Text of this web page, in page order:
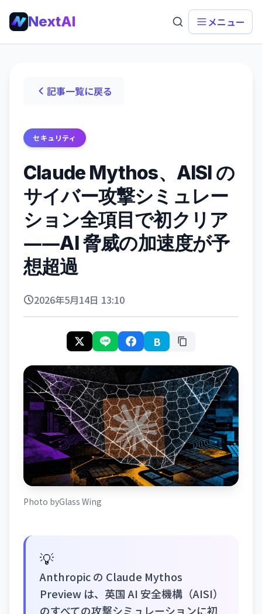
NextAI メニュー
記事一覧に戻る
セキュリティ
Claude Mythos、AISI の
サイバー攻撃シミュレー
ション全項目で初クリア
――AI 脅威の加速度が予
想超過
2026年5月14日 13:10
B
Photo byGlass Wing
💡
Anthropic の Claude Mythos
Preview は、英国 AI 安全機構（AISI）
のすべての攻撃シミュレーションに初